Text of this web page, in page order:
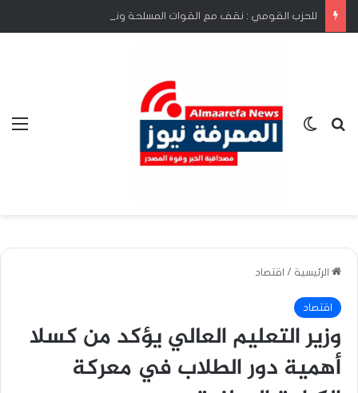
بحث عنالوضع المظلم
الرئيسية / اقتصاد
اقتصاد
وزير التعليم العالي يؤكد من كسلا
أهمية دور الطلاب في معركة